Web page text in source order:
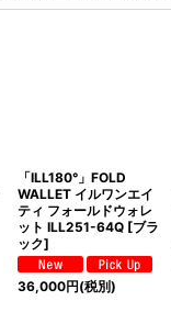
「ILL180°」FOLD
WALLET イルワンエイ
ティ フォールドウォレ
ット ILL251-64Q [ブラ
ック]
36,000円(税別)